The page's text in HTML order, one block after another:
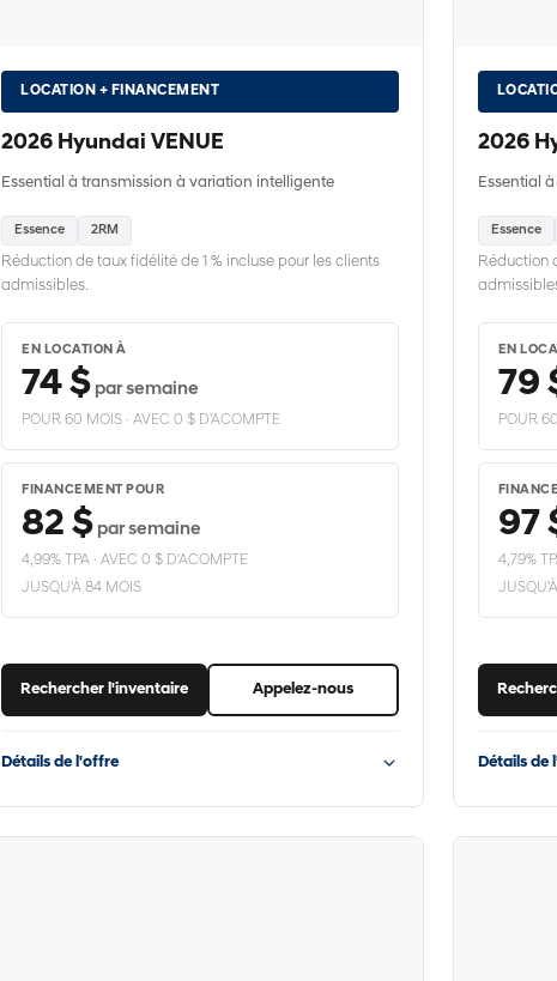
LOCATION + FINANCEMENT
2026 Hyundai VENUE
Essential à transmission à variation intelligente
Essence 2RM
Réduction de taux fidélité de 1 % incluse pour les clients
admissibles.
EN LOCATION À
74 $ par semaine
POUR 60 MOIS · AVEC 0 $ D'ACOMPTE
FINANCEMENT POUR
82 $ par semaine
4,99% TPA · AVEC 0 $ D'ACOMPTE
JUSQU'À 84 MOIS
Rechercher l'inventaire Appelez-nous
Détails de l'offre
2026
Essential
Essence
Réduction
EN
79
POUR
97
4,79%
Détails de